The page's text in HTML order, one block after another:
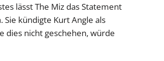
lässt The Miz das Statement
kündigte Kurt Angle als
dies nicht geschehen, würde